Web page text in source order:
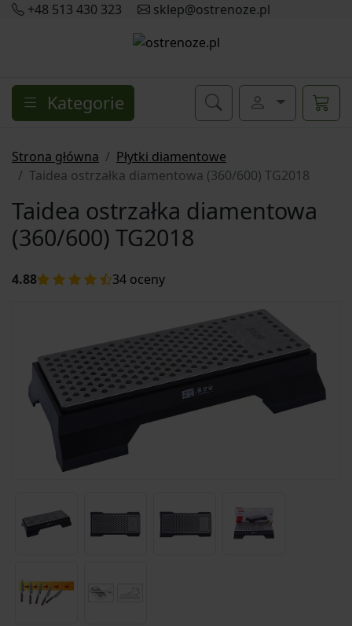
+48 513 430 323 sklep@ostrenoze.pl
Kategorie
Strona główna
Płytki diamentowe
Taidea ostrzałka diamentowa (360/600) TG2018
Taidea ostrzałka diamentowa
(360/600) TG2018
4.88 34 oceny